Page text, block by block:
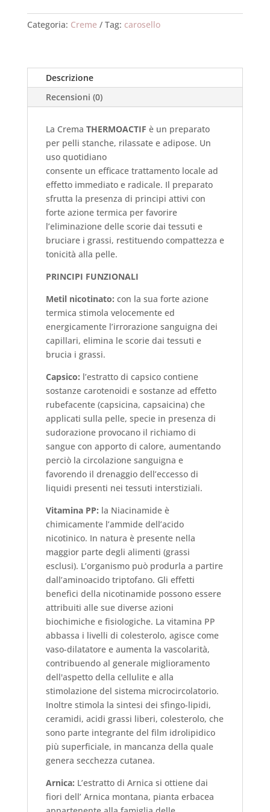
Categoria: Creme Tag: carosello
Descrizione
Recensioni (0)
La Crema THERMOACTIF è un preparato
per pelli stanche, rilassate e adipose. Un
uso quotidiano
consente un efficace trattamento locale ad
effetto immediato e radicale. Il preparato
sfrutta la presenza di principi attivi con
forte azione termica per favorire
l’eliminazione delle scorie dai tessuti e
bruciare i grassi, restituendo compattezza e
tonicità alla pelle.
PRINCIPI FUNZIONALI
Metil nicotinato: con la sua forte azione
termica stimola velocemente ed
energicamente l’irrorazione sanguigna dei
capillari, elimina le scorie dai tessuti e
brucia i grassi.
Capsico: l’estratto di capsico contiene
sostanze carotenoidi e sostanze ad effetto
rubefacente (capsicina, capsaicina) che
applicati sulla pelle, specie in presenza di
sudorazione provocano il richiamo di
sangue con apporto di calore, aumentando
perciò la circolazione sanguigna e
favorendo il drenaggio dell’eccesso di
liquidi presenti nei tessuti interstiziali.
Vitamina PP: la Niacinamide è
chimicamente l’ammide dell’acido
nicotinico. In natura è presente nella
maggior parte degli alimenti (grassi
esclusi). L’organismo può produrla a partire
dall’aminoacido triptofano. Gli effetti
benefici della nicotinamide possono essere
attribuiti alle sue diverse azioni
biochimiche e fisiologiche. La vitamina PP
abbassa i livelli di colesterolo, agisce come
vaso-dilatatore e aumenta la vascolarità,
contribuendo al generale miglioramento
dell'aspetto della cellulite e alla
stimolazione del sistema microcircolatorio.
Inoltre stimola la sintesi dei sfingo-lipidi,
ceramidi, acidi grassi liberi, colesterolo, che
sono parte integrante del film idrolipidico
più superficiale, in mancanza della quale
genera secchezza cutanea.
Arnica: L’estratto di Arnica si ottiene dai
fiori dell’ Arnica montana, pianta erbacea